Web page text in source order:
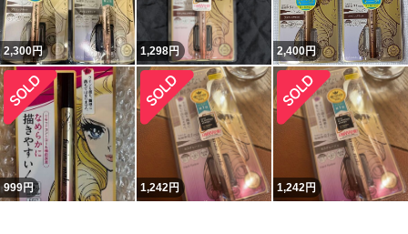
2,300円 1,298円 2,400円
999円 1,242円 1,242円